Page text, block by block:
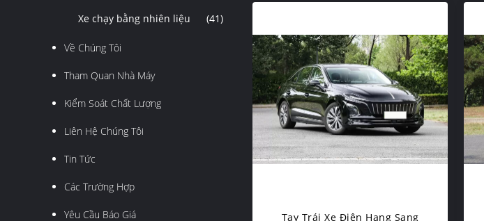
Xe chạy bằng nhiên liệu
(41)
Về Chúng Tôi
Tham Quan Nhà Máy
Kiểm Soát Chất Lượng
Liên Hệ Chúng Tôi
Tin Tức
Các Trường Hợp
Yêu Cầu Báo Giá
Tay Trái Xe Điện Hạng Sang